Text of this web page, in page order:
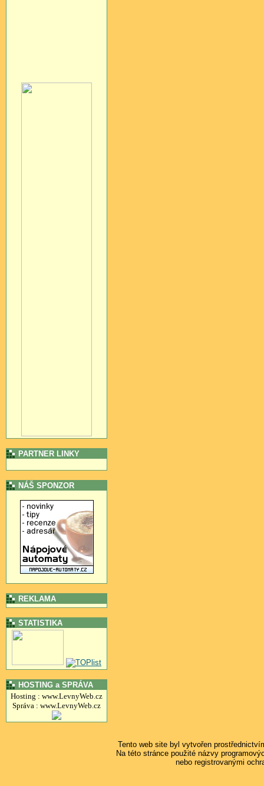
PARTNER LINKY
NÁŠ SPONZOR
REKLAMA
STATISTIKA
HOSTING a SPRÁVA
Hosting : www.LevnyWeb.cz
Správa : www.LevnyWeb.cz
Tento web site byl vytvořen
Na této stránce použité názvy
nebo registrovanými